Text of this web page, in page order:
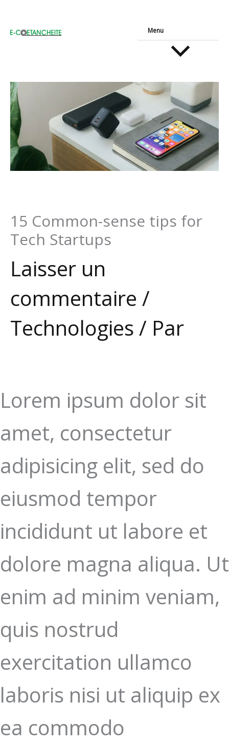
contenu
Menu
15 Common-sense tips for
Tech Startups
Laisser un
commentaire /
Technologies / Par
Lorem ipsum dolor sit
amet, consectetur
adipisicing elit, sed do
eiusmod tempor
incididunt ut labore et
dolore magna aliqua. Ut
enim ad minim veniam,
quis nostrud
exercitation ullamco
laboris nisi ut aliquip ex
ea commodo